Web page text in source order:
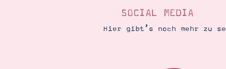
SOCIAL MEDIA
Hier gibt’s noch mehr zu